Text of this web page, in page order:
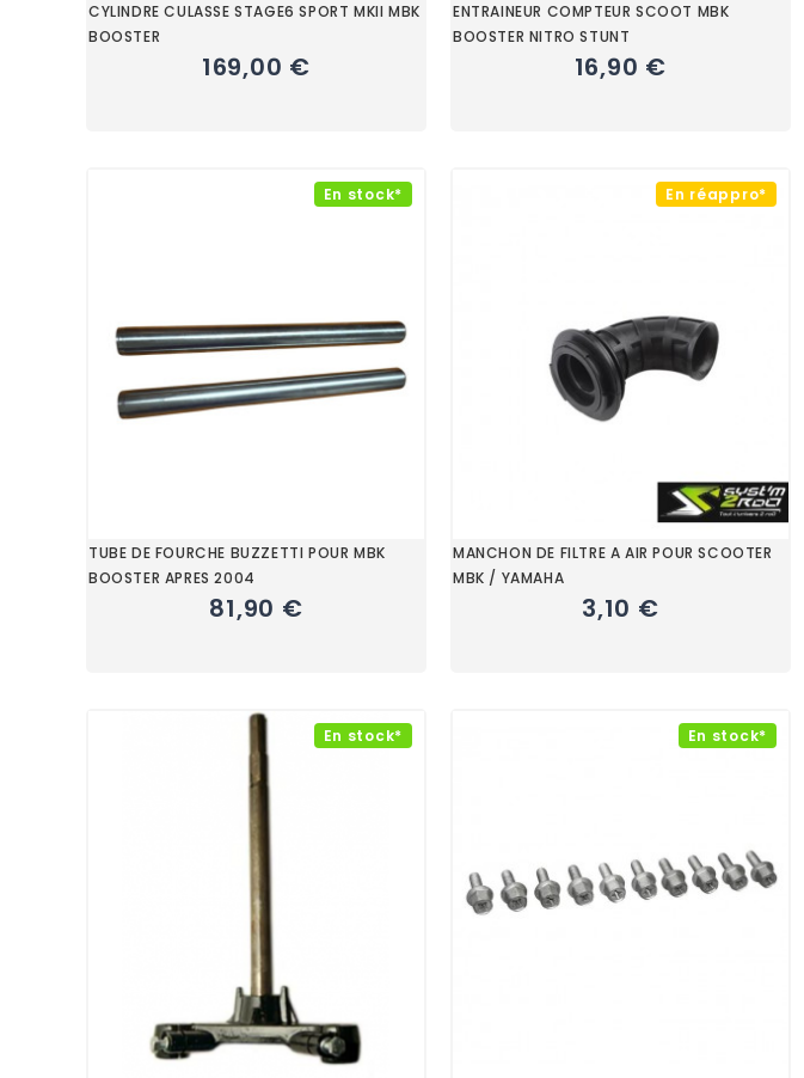
CYLINDRE CULASSE STAGE6 SPORT MKII MBK
BOOSTER
169,00 €
ENTRAINEUR COMPTEUR SCOOT MBK
BOOSTER NITRO STUNT
16,90 €
En stock*
TUBE DE FOURCHE BUZZETTI POUR MBK
BOOSTER APRES 2004
81,90 €
En réappro*
MANCHON DE FILTRE A AIR POUR SCOOTER
MBK / YAMAHA
3,10 €
En stock* En stock*